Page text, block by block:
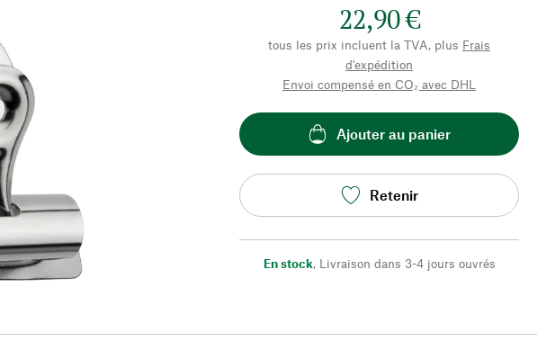
22,90 €
tous les prix incluent la TVA, plus Frais
d'expédition
Envoi compensé en CO₂ avec DHL
Ajouter au panier
Retenir
En stock, Livraison dans 3-4 jours ouvrés